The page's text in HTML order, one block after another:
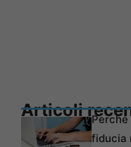
Articoli
fiducia